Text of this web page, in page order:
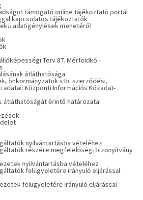
támogató online tájékoztató portál
kapcsolatos tájékoztatók
adatigénylések menetéről
Terv 87. Mérföldkő -
átláthatósága
önkormányzatok stb. szerződési,
Központi Információs Közadat-
átláthatóságát érintő határozatai
nyilvántartásba vételéhez
részére megfelelőségi bizonyítvány
nyilvántartásba vételéhez
felügyeletére irányuló eljárással
felügyeletére irányuló eljárással